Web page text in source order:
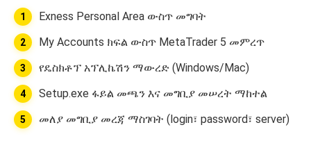
Exness Personal Area ውስጥ መግባት
My Accounts ክፍል ውስጥ MetaTrader 5 መምረጥ
የዴስክቶፕ አፕሊኬሽን ማውረድ (Windows/Mac)
Setup.exe ፋይል መጫን እና መግቢያ መሠረት ማከተል
መለያ መግቢያ መረጃ ማስገባት (login፣ password፣ server)